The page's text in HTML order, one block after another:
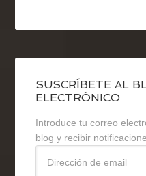
SUSCRÍBETE AL
ELECTRÓNICO
Introduce tu correo
blog y recibir